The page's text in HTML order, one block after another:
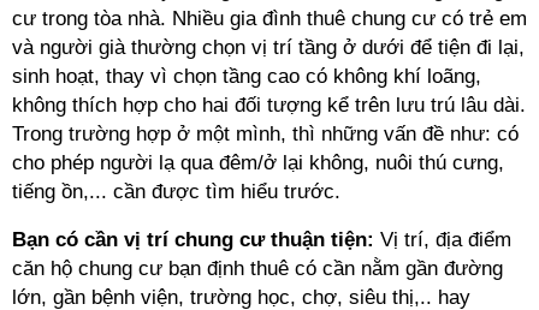
cư trong tòa nhà. Nhiều gia đình thuê chung cư có trẻ em
và người già thường chọn vị trí tầng ở dưới để tiện đi lại,
sinh hoạt, thay vì chọn tầng cao có không khí loãng,
không thích hợp cho hai đối tượng kể trên lưu trú lâu dài.
Trong trường hợp ở một mình, thì những vấn đề như: có
cho phép người lạ qua đêm/ở lại không, nuôi thú cưng,
tiếng ồn,... cần được tìm hiểu trước.
Bạn có cần vị trí chung cư thuận tiện: Vị trí, địa điểm
căn hộ chung cư bạn định thuê có cần nằm gần đường
lớn, gần bệnh viện, trường học, chợ, siêu thị,.. hay